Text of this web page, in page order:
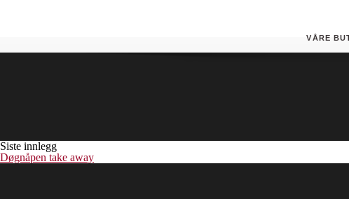
VÅRE
Siste innlegg
Døgnåpen take away